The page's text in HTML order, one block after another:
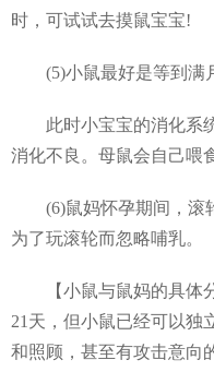
时，可试试去摸鼠宝宝!
(5)小鼠最好是等到满月
此时小宝宝的消化系统
消化不良。母鼠会自己喂
(6)鼠妈怀孕期间，滚
为了玩滚轮而忽略哺乳。
【小鼠与鼠妈的具体分
21天，但小鼠已经可以独
和照顾，甚至有攻击意向